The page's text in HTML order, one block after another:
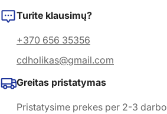
Turite klausimų?
+370 656 35356
cdholikas@gmail.com
Greitas pristatymas
Pristatysime prekes per 2-3